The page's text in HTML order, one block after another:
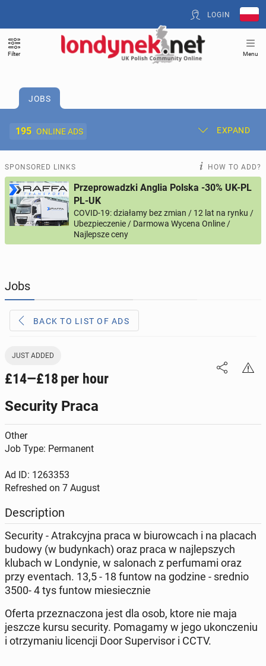
LOGIN
Filter Menu
JOBS
195 ONLINE ADS EXPAND
Post New Ad My Ads
Offer and Adverts Price
ACCOMMODATION 264online ads
BUSINESS
AUTOMOTIVE
BUY & SELL
SPONSORED LINKS HOW TO ADD?
Przeprowadzki Anglia Polska -30% UK-PL
PL-UK
COVID-19: działamy bez zmian / 12 lat na rynku /
Ubezpieczenie / Darmowa Wycena Online /
Najlepsze ceny
Jobs
BACK TO LIST OF ADS
JUST ADDED
£14—£18 per hour
Security Praca
Other
Job Type: Permanent
Ad ID: 1263353
Refreshed on 7 August
Description
Security - Atrakcyjna praca w biurowcach i na placach
budowy (w budynkach) oraz praca w najlepszych
klubach w Londynie, w salonach z perfumami oraz
przy eventach. 13,5 - 18 funtow na godzine - srednio
3500- 4 tys funtow miesiecznie
Oferta przeznaczona jest dla osob, ktore nie maja
jeszcze kursu security. Pomagamy w jego ukonczeniu
i otrzymaniu licencji Door Supervisor i CCTV.